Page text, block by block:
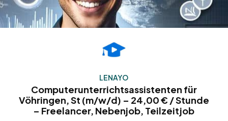
LENAYO
Computerunterrichtsassistenten für
Vöhringen, St (m/w/d) – 24,00 € / Stunde
– Freelancer, Nebenjob, Teilzeitjob